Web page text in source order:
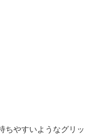
ちやすいようなグリッ